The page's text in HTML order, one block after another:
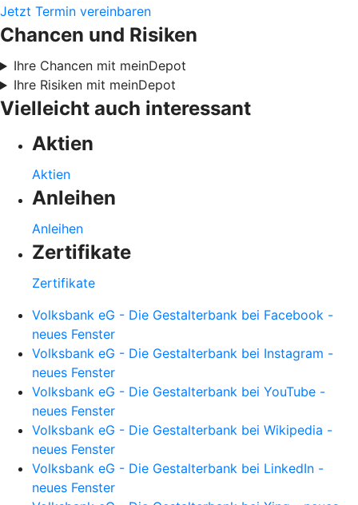
Jetzt Termin vereinbaren
Chancen und Risiken
Ihre Chancen mit meinDepot
Ihre Risiken mit meinDepot
Vielleicht auch interessant
Aktien
Aktien
Anleihen
Anleihen
Zertifikate
Zertifikate
Volksbank eG - Die Gestalterbank bei Facebook -
neues Fenster
Volksbank eG - Die Gestalterbank bei Instagram -
neues Fenster
Volksbank eG - Die Gestalterbank bei YouTube -
neues Fenster
Volksbank eG - Die Gestalterbank bei Wikipedia -
neues Fenster
Volksbank eG - Die Gestalterbank bei LinkedIn -
neues Fenster